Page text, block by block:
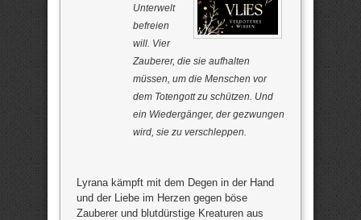
Unterwelt
befreien
will. Vier
Zauberer, die sie aufhalten
müssen, um die Menschen vor
dem Totengott zu schützen. Und
ein Wiedergänger, der gezwungen
wird, sie zu verschleppen.
Lyrana kämpft mit dem Degen in der Hand
und der Liebe im Herzen gegen böse
Zauberer und blutdürstige Kreaturen aus